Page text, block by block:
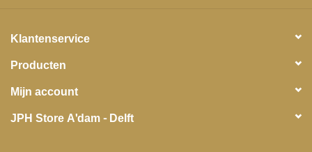
Klantenservice
Producten
Mijn account
JPH Store A'dam - Delft